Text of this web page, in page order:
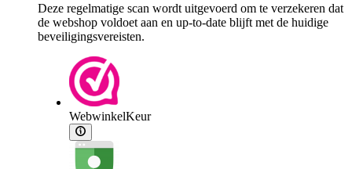
Deze regelmatige scan wordt uitgevoerd om te verzekeren dat
de webshop voldoet aan en up-to-date blijft met de huidige
beveiligingsvereisten.
WebwinkelKeur